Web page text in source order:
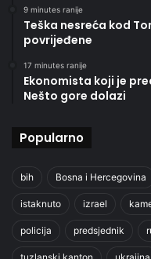
9 minutes ranije
Teška nesreća kod
povrijeđene
17 minutes ranije
Ekonomista koji je
Nešto gore dolazi
Popularno
bih Bosna i Hercegovina
istaknuto izrael
policija predsjednik